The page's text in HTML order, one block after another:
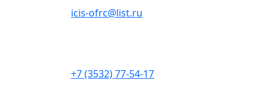
icis-ofrc@list.ru
+7 (3532) 77-54-17